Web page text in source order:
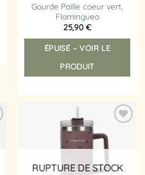
Gourde Paille coeur vert,
Flamingueo
25,90 €
ÉPUISÉ – VOIR LE
PRODUIT
RUPTURE DE STOCK